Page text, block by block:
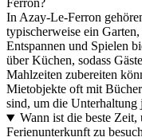
Ferron?
In Azay-Le-Ferron
typischerweise ein
Entspannen und Spielen
über Küchen, sodass
Mahlzeiten zubereiten
Mietobjekte oft mit
sind, um die Unterhaltung
Wann ist die beste
Ferienunterkunft zu